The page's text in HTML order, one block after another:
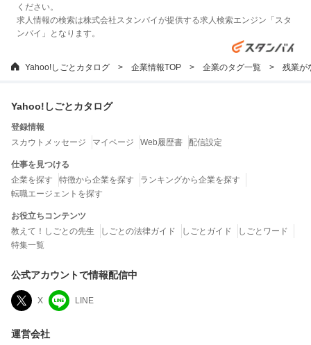
ください。
求人情報の検索は株式会社スタンバイが提供する求人検索エンジン「スタ
ンバイ」となります。
Yahoo!しごとカタログ 企業情報TOP 企業のタグ一覧 残業が
Yahoo!しごとカタログ
登録情報
スカウトメッセージ
マイページ Web履歴書 配信設定
仕事を見つける
企業を探す
特徴から企業を探す
ランキングから企業を探す
転職エージェントを探す
お役立ちコンテンツ
教えて！しごとの先生
しごとの法律ガイド しごとガイド
しごとワード
特集一覧
公式アカウントで情報配信中
X LINE
運営会社